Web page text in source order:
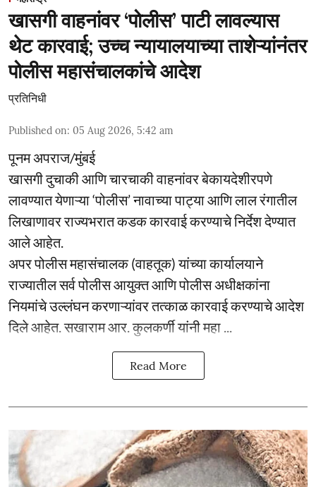
खासगी वाहनांवर ‘पोलीस’ पाटी लावल्यास
थेट कारवाई; उच्च न्यायालयाच्या ताशेऱ्यांनंतर
पोलीस महासंचालकांचे आदेश
प्रतिनिधी
Published on: 05 Aug 2026, 5:42 am
पूनम अपराज/मुंबई
खासगी दुचाकी आणि चारचाकी वाहनांवर बेकायदेशीरपणे
लावण्यात येणाऱ्या ‘पोलीस’ नावाच्या पाट्या आणि लाल रंगातील
लिखाणावर राज्यभरात कडक कारवाई करण्याचे निर्देश देण्यात
आले आहेत.
अपर पोलीस महासंचालक (वाहतूक) यांच्या कार्यालयाने
राज्यातील सर्व पोलीस आयुक्त आणि पोलीस अधीक्षकांना
नियमांचे उल्लंघन करणाऱ्यांवर तत्काळ कारवाई करण्याचे आदेश
दिले आहेत. सखाराम आर. कुलकर्णी यांनी महा ...
Read More